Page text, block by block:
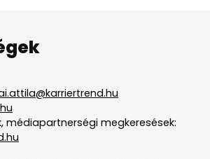
médiapartnerségi megkeresések: